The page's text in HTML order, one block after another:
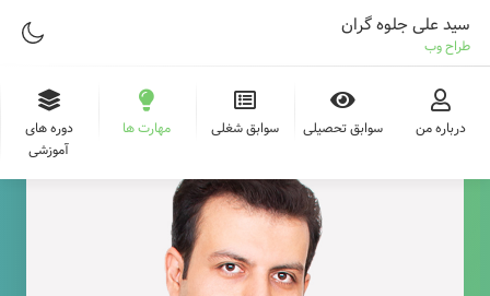
سید علی جلوه گران
طراح وب
درباره من سوابق تحصیلی سوابق شغلی مهارت ها
دوره های
آموزشی